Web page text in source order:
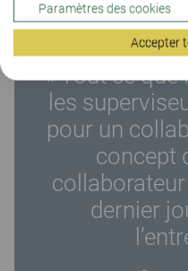
« Tout ce que
les
pour un
concept
dernier
Paramètres des cookies
Accepter